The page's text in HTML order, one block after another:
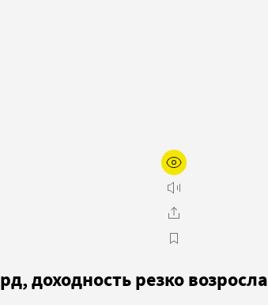
доходность резко возросла